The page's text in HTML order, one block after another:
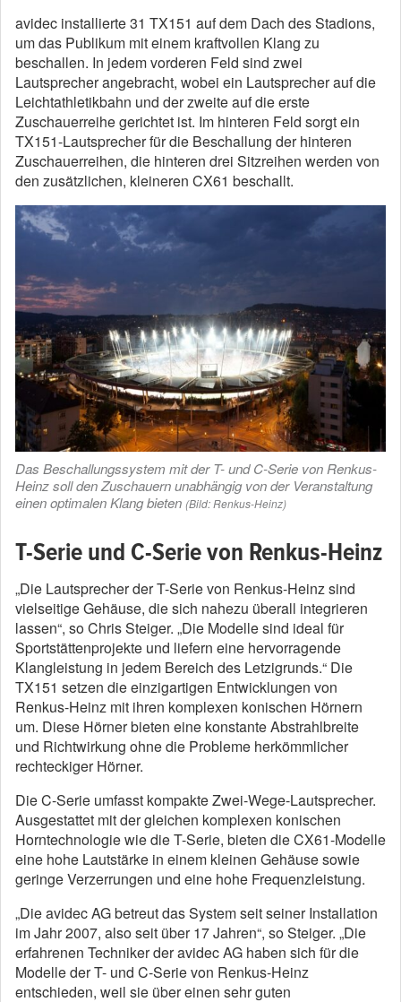
avidec installierte 31 TX151 auf dem Dach des Stadions,
um das Publikum mit einem kraftvollen Klang zu
beschallen. In jedem vorderen Feld sind zwei
Lautsprecher angebracht, wobei ein Lautsprecher auf die
Leichtathletikbahn und der zweite auf die erste
Zuschauerreihe gerichtet ist. Im hinteren Feld sorgt ein
TX151-Lautsprecher für die Beschallung der hinteren
Zuschauerreihen, die hinteren drei Sitzreihen werden von
den zusätzlichen, kleineren CX61 beschallt.
Das Beschallungssystem mit der T- und C-Serie von Renkus-
Heinz soll den Zuschauern unabhängig von der Veranstaltung
einen optimalen Klang bieten (Bild: Renkus-Heinz)
T-Serie und C-Serie von Renkus-Heinz
„Die Lautsprecher der T-Serie von Renkus-Heinz sind
vielseitige Gehäuse, die sich nahezu überall integrieren
lassen“, so Chris Steiger. „Die Modelle sind ideal für
Sportstättenprojekte und liefern eine hervorragende
Klangleistung in jedem Bereich des Letzigrunds.“ Die
TX151 setzen die einzigartigen Entwicklungen von
Renkus-Heinz mit ihren komplexen konischen Hörnern
um. Diese Hörner bieten eine konstante Abstrahlbreite
und Richtwirkung ohne die Probleme herkömmlicher
rechteckiger Hörner.
Die C-Serie umfasst kompakte Zwei-Wege-Lautsprecher.
Ausgestattet mit der gleichen komplexen konischen
Horntechnologie wie die T-Serie, bieten die CX61-Modelle
eine hohe Lautstärke in einem kleinen Gehäuse sowie
geringe Verzerrungen und eine hohe Frequenzleistung.
„Die avidec AG betreut das System seit seiner Installation
im Jahr 2007, also seit über 17 Jahren“, so Steiger. „Die
erfahrenen Techniker der avidec AG haben sich für die
Modelle der T- und C-Serie von Renkus-Heinz
entschieden, weil sie über einen sehr guten